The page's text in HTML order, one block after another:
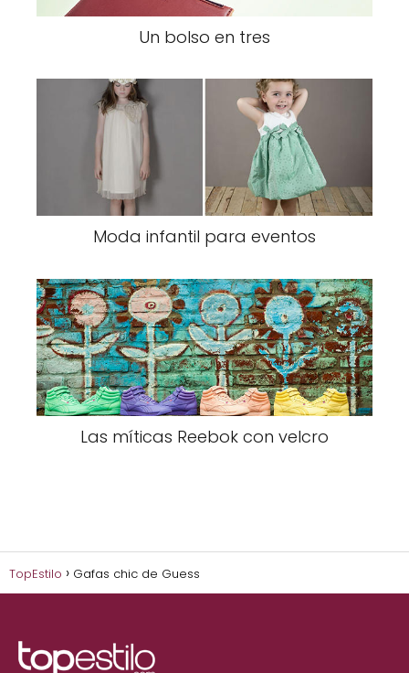
Un bolso en tres
Moda infantil para eventos
Las míticas Reebok con velcro
TopEstilo Gafas chic de Guess